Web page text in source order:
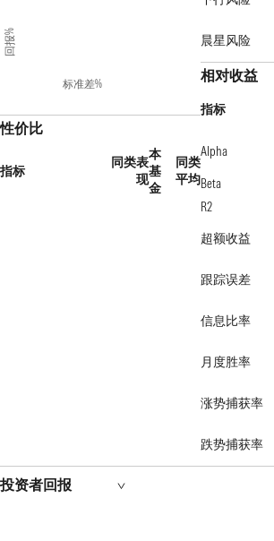
标准差%
回报%
性价比
指标
同类表
现
本
基
金
同类
平均
晨星风险
相对收益
指标
Alpha
Beta
R2
超额收益
跟踪误差
信息比率
月度胜率
涨势捕获率
跌势捕获率
投资者回报